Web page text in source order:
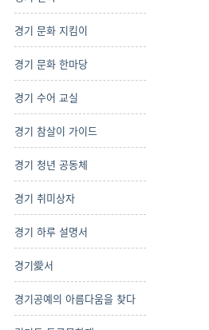
경기 문화 지킴이
경기 문화 한마당
경기 수어 교실
경기 참살이 가이드
경기 청년 공동체
경기 취미상자
경기 하루 설명서
경기愛서
경기공예의 아름다움을 찾다